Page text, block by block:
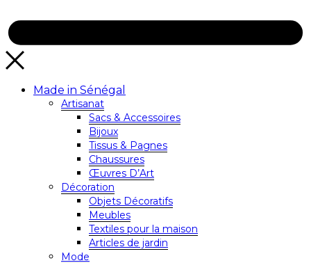
Made in Sénégal
Artisanat
Sacs & Accessoires
Bijoux
Tissus & Pagnes
Chaussures
Œuvres D’Art
Décoration
Objets Décoratifs
Meubles
Textiles pour la maison
Articles de jardin
Mode